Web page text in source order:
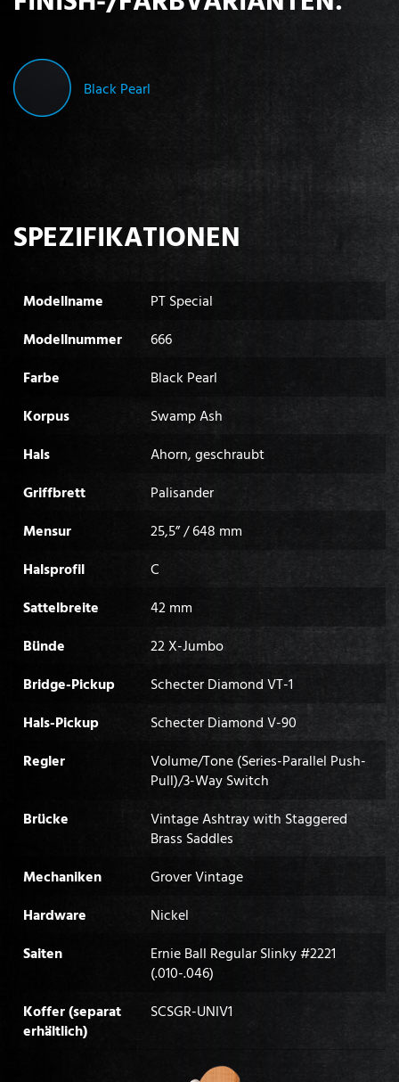
Black Pearl
SPEZIFIKATIONEN
Modellname
PT Special
Modellnummer
666
Farbe
Black Pearl
Korpus
Swamp Ash
Hals
Ahorn, geschraubt
Griffbrett
Palisander
Mensur
25,5” / 648 mm
Halsprofil
C
Sattelbreite
42 mm
Bünde
22 X-Jumbo
Bridge-Pickup
Schecter Diamond VT-1
Hals-Pickup
Schecter Diamond V-90
Regler
Volume/Tone (Series-Parallel Push-
Pull)/3-Way Switch
Brücke
Vintage Ashtray with Staggered
Brass Saddles
Mechaniken
Grover Vintage
Hardware
Nickel
Saiten
Ernie Ball Regular Slinky #2221
(.010-.046)
Koffer (separat
erhältlich)
SCSGR-UNIV1